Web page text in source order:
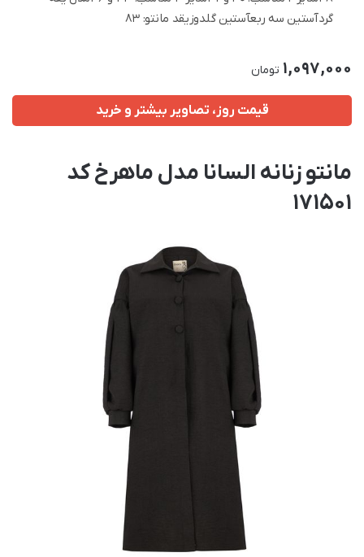
گردآستین سه ربعآستین گلدوزیقد مانتو: 83
1,097,000 تومان
قیمت روز، تصاویر بیشتر و خرید
مانتو زنانه السانا مدل ماهرخ کد
171501